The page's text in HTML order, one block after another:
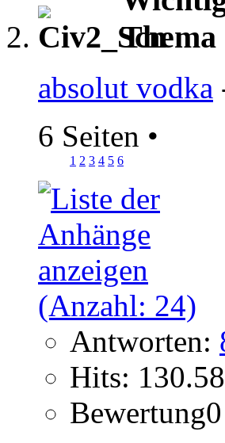
absolut vodka
6 Seiten •
1 2 3 4 5 6
Antworten:
Hits: